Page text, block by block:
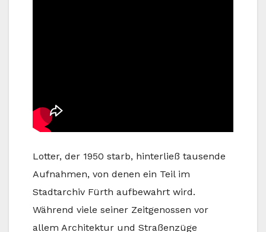
Lotter, der 1950 starb, hinterließ tausende
Aufnahmen, von denen ein Teil im
Stadtarchiv Fürth aufbewahrt wird.
Während viele seiner Zeitgenossen vor
allem Architektur und Straßenzüge